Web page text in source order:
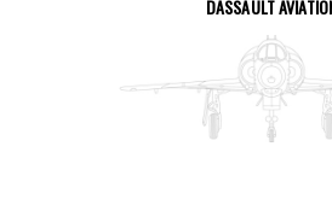
DASSAULT